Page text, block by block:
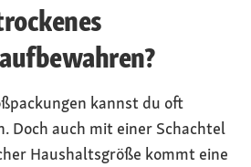
kannst du oft
Doch auch mit einer Schachtel
Haushaltsgröße kommt eine